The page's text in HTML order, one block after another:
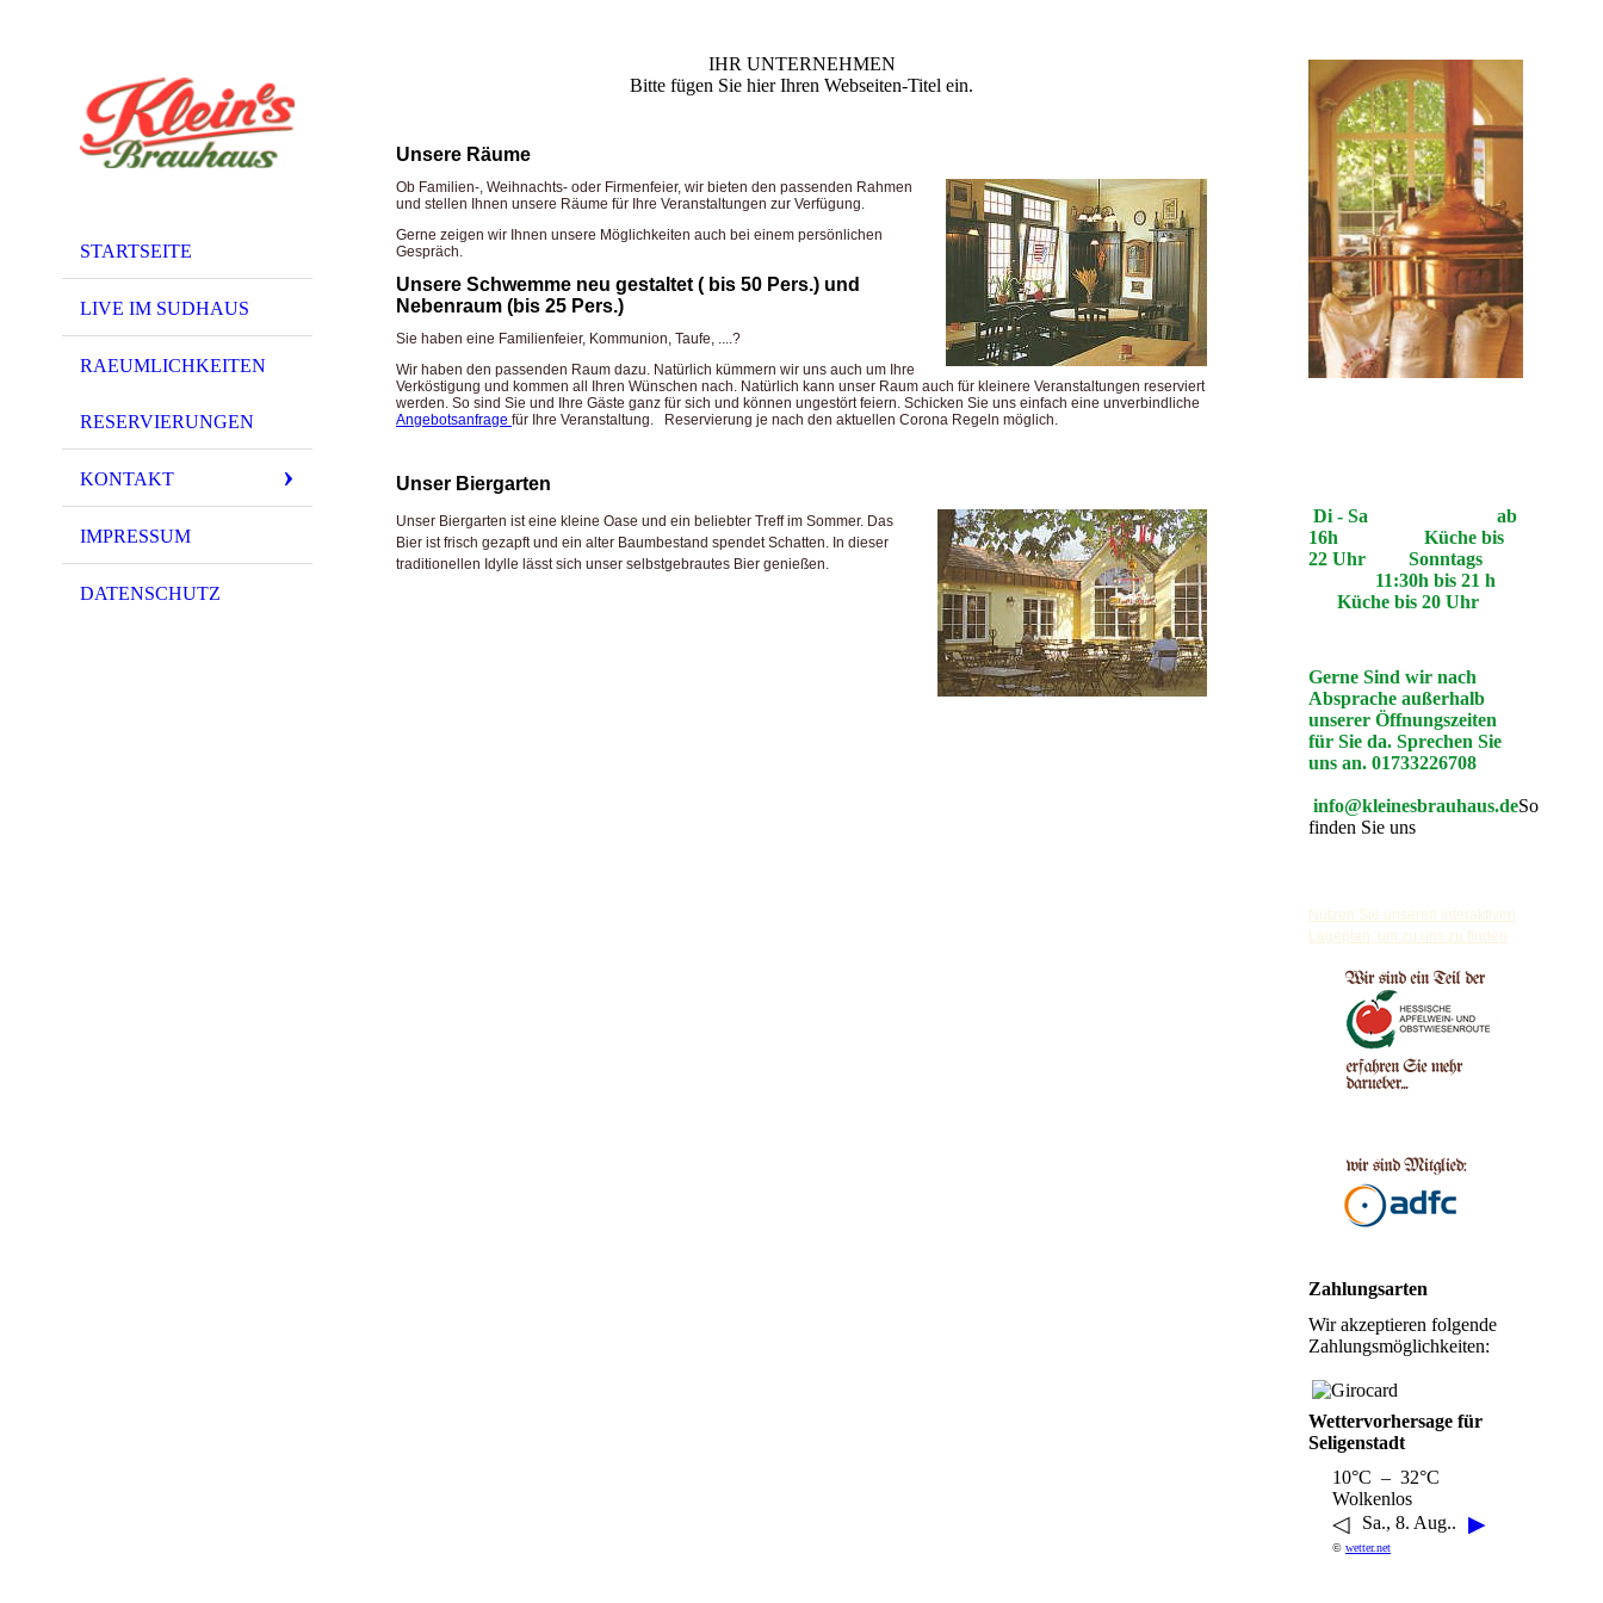
STARTSEITE
LIVE IM SUDHAUS
RAEUMLICHKEITEN
RESERVIERUNGEN
KONTAKT
IMPRESSUM
DATENSCHUTZ
IHR UNTERNEHMEN
Bitte fügen Sie hier Ihren Webseiten-Titel ein.
Unsere Räume
Ob Familien-, Weihnachts- oder Firmenfeier, wir bieten den passenden Rahmen
und stellen Ihnen unsere Räume für Ihre Veranstaltungen zur Verfügung.
Gerne zeigen wir Ihnen unsere Möglichkeiten auch bei einem persönlichen
Gespräch.
Unsere Schwemme neu gestaltet ( bis 50 Pers.) und
Nebenraum (bis 25 Pers.)
Sie haben eine Familienfeier, Kommunion, Taufe, ....?
Wir haben den passenden Raum dazu. Natürlich kümmern wir uns auch um Ihre
Verköstigung und kommen all Ihren Wünschen nach. Natürlich kann unser Raum auch für kleinere Veranstaltungen reserviert
werden. So sind Sie und Ihre Gäste ganz für sich und können ungestört feiern. Schicken Sie uns einfach eine unverbindliche
Angebotsanfrage für Ihre Veranstaltung. Reservierung je nach den aktuellen Corona Regeln möglich.
Unser Biergarten
Unser Biergarten ist eine kleine Oase und ein beliebter Treff im Sommer. Das
Bier ist frisch gezapft und ein alter Baumbestand spendet Schatten. In dieser
traditionellen Idylle lässt sich unser selbstgebrautes Bier genießen.
Di - Sa ab
16h Küche bis
22 Uhr Sonntags
11:30h bis 21 h
Küche bis 20 Uhr
Gerne Sind wir nach
Absprache außerhalb
unserer Öffnungszeiten
für Sie da. Sprechen Sie
uns an. 01733226708
info@kleinesbrauhaus.deSo
finden Sie uns
Nutzen Sie unseren interaktiven
La­ge­plan, um zu uns zu finden
Zahlungsarten
Wir akzeptieren folgende
Zahlungsmöglichkeiten:
Wettervorhersage für
Seligenstadt
10°C – 32°C
Wolkenlos
◁ Sa., 8. Aug.. ▶
© wetter.net